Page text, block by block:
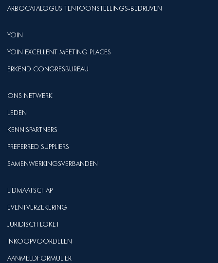
ARBOCATALOGUS TENTOONSTELLINGS-BEDRIJVEN
YOIN
YOIN EXCELLENT MEETING PLACES
ERKEND CONGRESBUREAU
ONS NETWERK
LEDEN
KENNISPARTNERS
PREFERRED SUPPLIERS
SAMENWERKINGSVERBANDEN
LIDMAATSCHAP
EVENTVERZEKERING
JURIDISCH LOKET
INKOOPVOORDELEN
AANMELDFORMULIER